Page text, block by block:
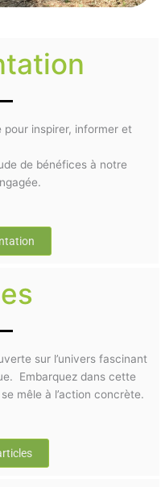
inspirer, informer et
de bénéfices à notre
sur l’univers fascinant
Embarquez dans cette
mêle à l’action concrète.